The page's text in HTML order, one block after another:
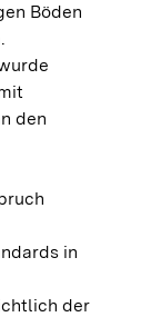
Böden
den
in
der